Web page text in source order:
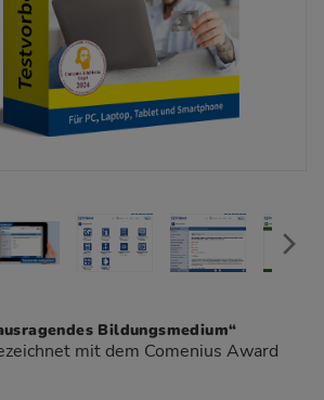
Bildungsmedium“
mit dem Comenius Award